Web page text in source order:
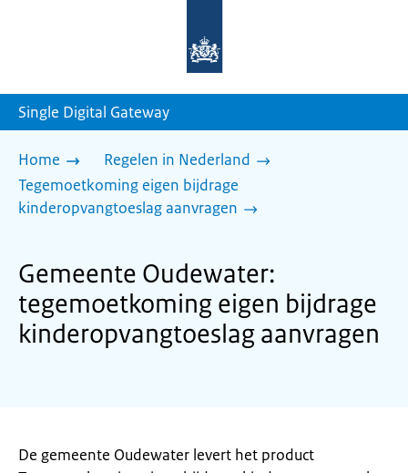
homepage
Single Digital Gateway
Home
Regelen in Nederland
Tegemoetkoming eigen bijdrage
kinderopvangtoeslag aanvragen
Gemeente Oudewater:
tegemoetkoming eigen bijdrage
kinderopvangtoeslag aanvragen
De gemeente Oudewater levert het product